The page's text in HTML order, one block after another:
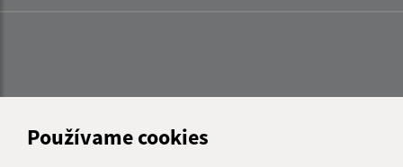
Používame cookies